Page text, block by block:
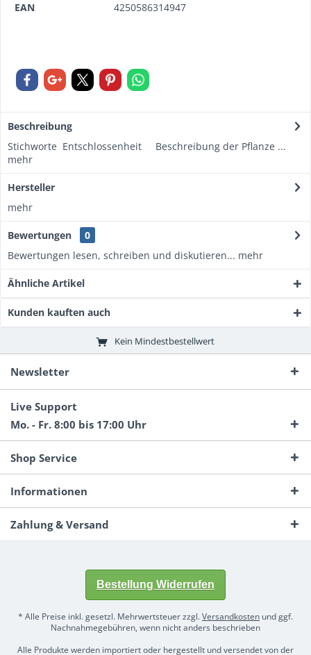
EAN
4250586314947
Beschreibung
Stichworte Entschlossenheit Beschreibung der Pflanze ...
mehr
Hersteller
mehr
Bewertungen
0
Bewertungen lesen, schreiben und diskutieren... mehr
Ähnliche Artikel
Kunden kauften auch
Kein Mindestbestellwert
Newsletter
Live Support
Mo. - Fr. 8:00 bis 17:00 Uhr
Shop Service
Informationen
Zahlung & Versand
Bestellung Widerrufen
* Alle Preise inkl. gesetzl. Mehrwertsteuer zzgl.Versandkosten und ggf.
Nachnahmegebühren, wenn nicht anders beschrieben
Alle Produkte werden importiert oder hergestellt und versendet von der